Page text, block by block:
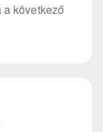
következő